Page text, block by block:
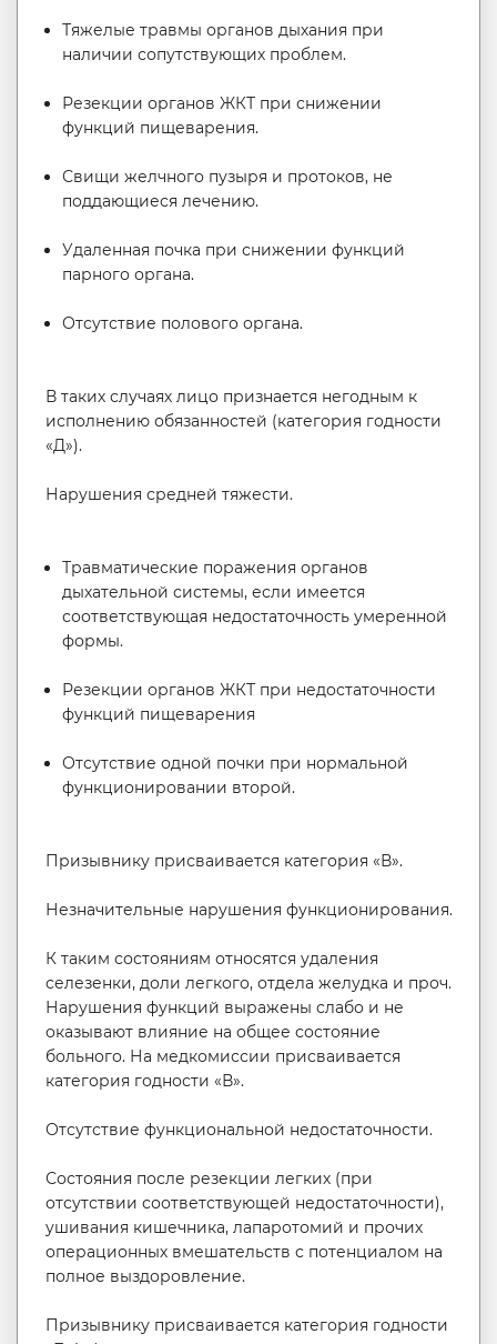
Тяжелые травмы органов дыхания при
наличии сопутствующих проблем.
Резекции органов ЖКТ при снижении
функций пищеварения.
Свищи желчного пузыря и протоков, не
поддающиеся лечению.
Удаленная почка при снижении функций
парного органа.
Отсутствие полового органа.
В таких случаях лицо признается негодным к
исполнению обязанностей (категория годности
«Д»).
Нарушения средней тяжести.
Травматические поражения органов
дыхательной системы, если имеется
соответствующая недостаточность умеренной
формы.
Резекции органов ЖКТ при недостаточности
функций пищеварения
Отсутствие одной почки при нормальной
функционировании второй.
Призывнику присваивается категория «В».
Незначительные нарушения функционирования.
К таким состояниям относятся удаления
селезенки, доли легкого, отдела желудка и проч.
Нарушения функций выражены слабо и не
оказывают влияние на общее состояние
больного. На медкомиссии присваивается
категория годности «В».
Отсутствие функциональной недостаточности.
Состояния после резекции легких (при
отсутствии соответствующей недостаточности),
ушивания кишечника, лапаротомий и прочих
операционных вмешательств с потенциалом на
полное выздоровление.
Призывнику присваивается категория годности